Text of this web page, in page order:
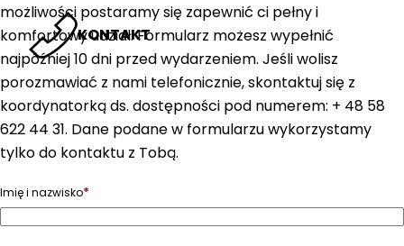
KONTAKT
możliwości postaramy się zapewnić ci pełny i
komfortowy udział. Formularz możesz wypełnić
najpóźniej 10 dni przed wydarzeniem. Jeśli wolisz
porozmawiać z nami telefonicznie, skontaktuj się z
koordynatorką ds. dostępności pod numerem: + 48 58
622 44 31. Dane podane w formularzu wykorzystamy
tylko do kontaktu z Tobą.
Imię i nazwisko*